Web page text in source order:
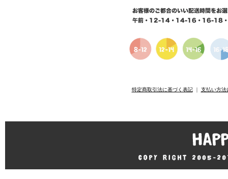
特定商取引法に基づく表記｜ 支払い方法